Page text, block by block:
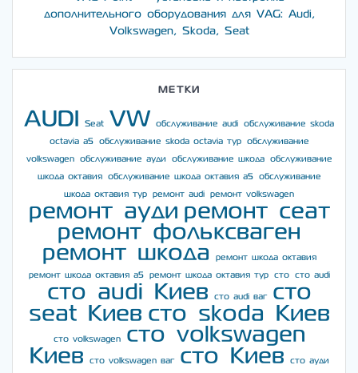
дополнительного оборудования для VAG: Audi,
Volkswagen, Skoda, Seat
МЕТКИ
AUDI Seat VW обслуживание audi
обслуживание skoda
octavia a5
обслуживание skoda octavia тур
обслуживание
volkswagen
обслуживание ауди обслуживание шкода
обслуживание
шкода октавия
обслуживание шкода октавия а5
обслуживание
шкода октавия тур
ремонт audi ремонт volkswagen
ремонт ауди ремонт сеат
ремонт фольксваген
ремонт шкода
ремонт шкода октавия
ремонт шкода октавия а5
ремонт шкода октавия тур сто сто audi
сто audi Киев сто audi ваг
сто
seat Киев сто skoda Киев
сто volkswagen
сто volkswagen
Киев
сто volkswagen ваг сто Киев
сто ауди